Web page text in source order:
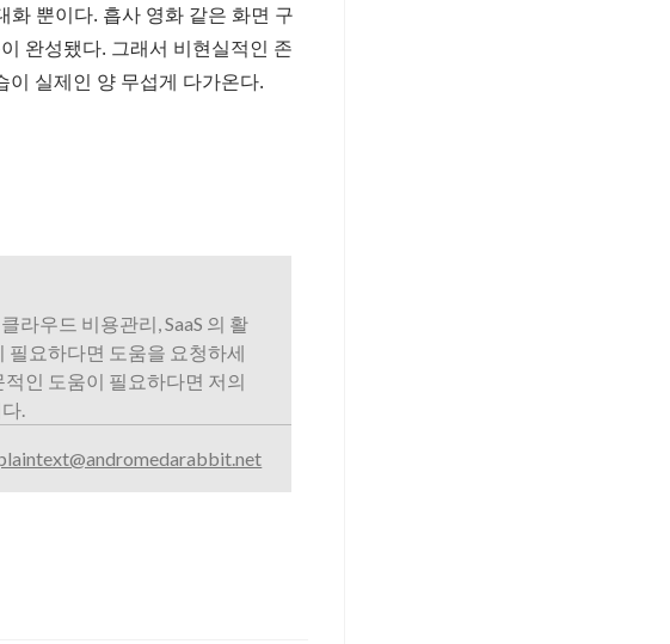
화 뿐이다. 흡사 영화 같은 화면 구
완성됐다. 그래서 비현실적인 존
실제인 양 무섭게 다가온다.
라우드 비용관리, SaaS 의 활
필요하다면 도움을 요청하세
인 도움이 필요하다면 저의
.